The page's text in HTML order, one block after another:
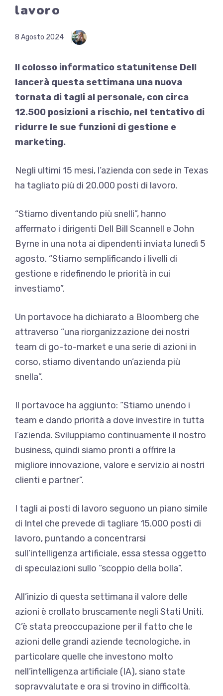
lavoro
8 Agosto 2024
Il colosso informatico statunitense Dell
lancerà questa settimana una nuova
tornata di tagli al personale, con circa
12.500 posizioni a rischio, nel tentativo di
ridurre le sue funzioni di gestione e
marketing.
Negli ultimi 15 mesi, l’azienda con sede in Texas
ha tagliato più di 20.000 posti di lavoro.
“Stiamo diventando più snelli”, hanno
affermato i dirigenti Dell Bill Scannell e John
Byrne in una nota ai dipendenti inviata lunedì 5
agosto. “Stiamo semplificando i livelli di
gestione e ridefinendo le priorità in cui
investiamo”.
Un portavoce ha dichiarato a Bloomberg che
attraverso “una riorganizzazione dei nostri
team di go-to-market e una serie di azioni in
corso, stiamo diventando un’azienda più
snella”.
Il portavoce ha aggiunto: “Stiamo unendo i
team e dando priorità a dove investire in tutta
l’azienda. Sviluppiamo continuamente il nostro
business, quindi siamo pronti a offrire la
migliore innovazione, valore e servizio ai nostri
clienti e partner”.
I tagli ai posti di lavoro seguono un piano simile
di Intel che prevede di tagliare 15.000 posti di
lavoro, puntando a concentrarsi
sull’intelligenza artificiale, essa stessa oggetto
di speculazioni sullo “scoppio della bolla”.
All’inizio di questa settimana il valore delle
azioni è crollato bruscamente negli Stati Uniti.
C’è stata preoccupazione per il fatto che le
azioni delle grandi aziende tecnologiche, in
particolare quelle che investono molto
nell’intelligenza artificiale (IA), siano state
sopravvalutate e ora si trovino in difficoltà.